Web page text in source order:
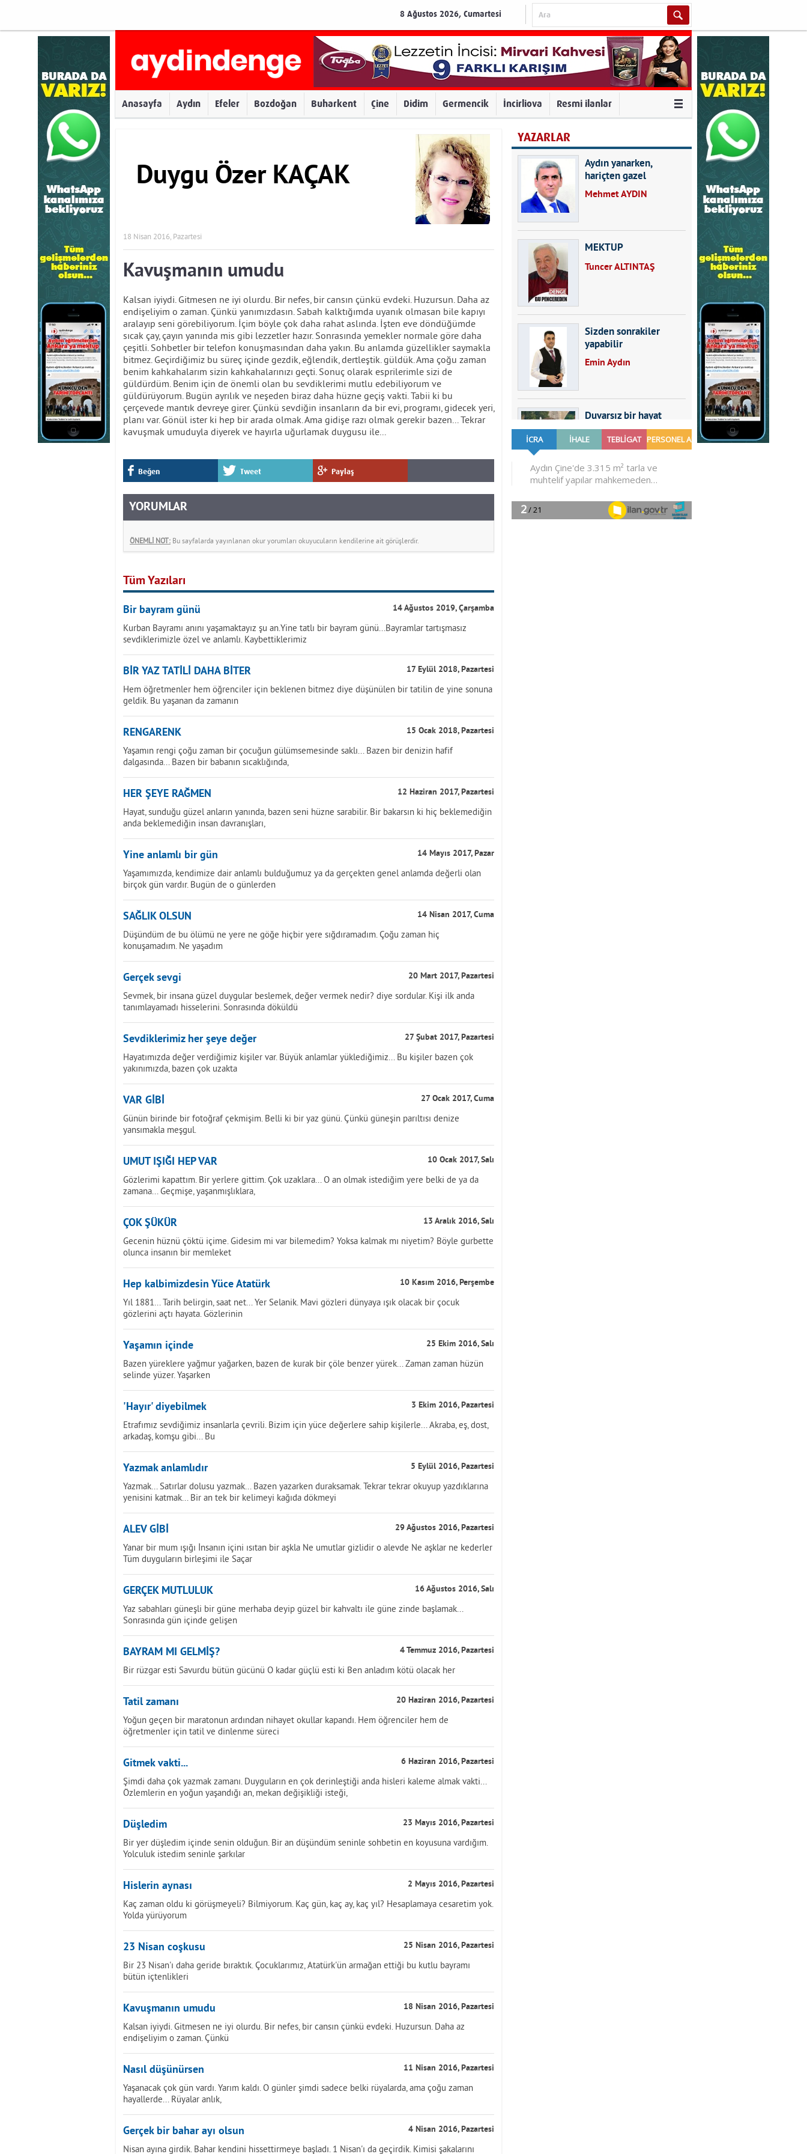
8 Ağustos 2026, Cumartesi
Anasayfa Aydın Efeler Bozdoğan Buharkent Çine Didim Germencik İncirliova Resmi ilanlar
Duygu Özer KAÇAK
18 Nisan 2016, Pazartesi
Kavuşmanın umudu
Kalsan iyiydi. Gitmesen ne iyi olurdu. Bir nefes, bir cansın çünkü evdeki. Huzursun. Daha az
endişeliyim o zaman. Çünkü yanımızdasın. Sabah kalktığımda uyanık olmasan bile kapıyı
aralayıp seni görebiliyorum. İçim böyle çok daha rahat aslında. İşten eve döndüğümde
sıcak çay, çayın yanında mis gibi lezzetler hazır. Sonrasında yemekler normale göre daha
çeşitli. Sohbetler bir telefon konuşmasından daha yakın. Bu anlamda güzellikler saymakla
bitmez. Geçirdiğimiz bu süreç içinde gezdik, eğlendik, dertleştik. güldük. Ama çoğu zaman
benim kahkahalarım sizin kahkahalarınızı geçti. Sonuç olarak esprilerimle sizi de
güldürdüm. Benim için de önemli olan bu sevdiklerimi mutlu edebiliyorum ve
güldürüyorum. Bugün ayrılık ve neşeden biraz daha hüzne geçiş vakti. Tabii ki bu
çerçevede mantık devreye girer. Çünkü sevdiğin insanların da bir evi, programı, gidecek yeri,
planı var. Gönül ister ki hep bir arada olmak. Ama gidişe razı olmak gerekir bazen... Tekrar
kavuşmak umuduyla diyerek ve hayırla uğurlamak duygusu ile...
Beğen Tweet Paylaş
YORUMLAR
ÖNEMLİ NOT: Bu sayfalarda yayınlanan okur yorumları okuyucuların kendilerine ait görüşlerdir.
Tüm Yazıları
Bir bayram günü 14 Ağustos 2019, Çarşamba
Kurban Bayramı anını yaşamaktayız şu an.Yine tatlı bir bayram günü...Bayramlar tartışmasız
sevdiklerimizle özel ve anlamlı. Kaybettiklerimiz
BİR YAZ TATİLİ DAHA BİTER 17 Eylül 2018, Pazartesi
Hem öğretmenler hem öğrenciler için beklenen bitmez diye düşünülen bir tatilin de yine sonuna
geldik. Bu yaşanan da zamanın
RENGARENK 15 Ocak 2018, Pazartesi
Yaşamın rengi çoğu zaman bir çocuğun gülümsemesinde saklı... Bazen bir denizin hafif
dalgasında... Bazen bir babanın sıcaklığında,
HER ŞEYE RAĞMEN 12 Haziran 2017, Pazartesi
Hayat, sunduğu güzel anların yanında, bazen seni hüzne sarabilir. Bir bakarsın ki hiç beklemediğin
anda beklemediğin insan davranışları,
Yine anlamlı bir gün 14 Mayıs 2017, Pazar
Yaşamımızda, kendimize dair anlamlı bulduğumuz ya da gerçekten genel anlamda değerli olan
birçok gün vardır. Bugün de o günlerden
SAĞLIK OLSUN 14 Nisan 2017, Cuma
Düşündüm de bu ölümü ne yere ne göğe hiçbir yere sığdıramadım. Çoğu zaman hiç
konuşamadım. Ne yaşadım
Gerçek sevgi 20 Mart 2017, Pazartesi
Sevmek, bir insana güzel duygular beslemek, değer vermek nedir? diye sordular. Kişi ilk anda
tanımlayamadı hisselerini. Sonrasında döküldü
Sevdiklerimiz her şeye değer 27 Şubat 2017, Pazartesi
Hayatımızda değer verdiğimiz kişiler var. Büyük anlamlar yüklediğimiz... Bu kişiler bazen çok
yakınımızda, bazen çok uzakta
VAR GİBİ 27 Ocak 2017, Cuma
Günün birinde bir fotoğraf çekmişim. Belli ki bir yaz günü. Çünkü güneşin parıltısı denize
yansımakla meşgul.
UMUT IŞIĞI HEP VAR 10 Ocak 2017, Salı
Gözlerimi kapattım. Bir yerlere gittim. Çok uzaklara... O an olmak istediğim yere belki de ya da
zamana... Geçmişe, yaşanmışlıklara,
ÇOK ŞÜKÜR 13 Aralık 2016, Salı
Gecenin hüznü çöktü içime. Gidesim mi var bilemedim? Yoksa kalmak mı niyetim? Böyle gurbette
olunca insanın bir memleket
Hep kalbimizdesin Yüce Atatürk 10 Kasım 2016, Perşembe
Yıl 1881... Tarih belirgin, saat net... Yer Selanik. Mavi gözleri dünyaya ışık olacak bir çocuk
gözlerini açtı hayata. Gözlerinin
Yaşamın içinde 25 Ekim 2016, Salı
Bazen yüreklere yağmur yağarken, bazen de kurak bir çöle benzer yürek... Zaman zaman hüzün
selinde yüzer. Yaşarken
'Hayır' diyebilmek 3 Ekim 2016, Pazartesi
Etrafımız sevdiğimiz insanlarla çevrili. Bizim için yüce değerlere sahip kişilerle... Akraba, eş, dost,
arkadaş, komşu gibi... Bu
Yazmak anlamlıdır 5 Eylül 2016, Pazartesi
Yazmak... Satırlar dolusu yazmak... Bazen yazarken duraksamak. Tekrar tekrar okuyup yazdıklarına
yenisini katmak... Bir an tek bir kelimeyi kağıda dökmeyi
ALEV GİBİ 29 Ağustos 2016, Pazartesi
Yanar bir mum ışığı İnsanın içini ısıtan bir aşkla Ne umutlar gizlidir o alevde Ne aşklar ne kederler
Tüm duyguların birleşimi ile Saçar
GERÇEK MUTLULUK 16 Ağustos 2016, Salı
Yaz sabahları güneşli bir güne merhaba deyip güzel bir kahvaltı ile güne zinde başlamak...
Sonrasında gün içinde gelişen
BAYRAM MI GELMİŞ? 4 Temmuz 2016, Pazartesi
Bir rüzgar esti Savurdu bütün gücünü O kadar güçlü esti ki Ben anladım kötü olacak her
Tatil zamanı 20 Haziran 2016, Pazartesi
Yoğun geçen bir maratonun ardından nihayet okullar kapandı. Hem öğrenciler hem de
öğretmenler için tatil ve dinlenme süreci
Gitmek vakti... 6 Haziran 2016, Pazartesi
Şimdi daha çok yazmak zamanı. Duyguların en çok derinleştiği anda hisleri kaleme almak vakti...
Özlemlerin en yoğun yaşandığı an, mekan değişikliği isteği,
Düşledim 23 Mayıs 2016, Pazartesi
Bir yer düşledim içinde senin olduğun. Bir an düşündüm seninle sohbetin en koyusuna vardığım.
Yolculuk istedim seninle şarkılar
Hislerin aynası 2 Mayıs 2016, Pazartesi
Kaç zaman oldu ki görüşmeyeli? Bilmiyorum. Kaç gün, kaç ay, kaç yıl? Hesaplamaya cesaretim yok.
Yolda yürüyorum
23 Nisan coşkusu 25 Nisan 2016, Pazartesi
Bir 23 Nisan'ı daha geride bıraktık. Çocuklarımız, Atatürk'ün armağan ettiği bu kutlu bayramı
bütün içtenlikleri
Kavuşmanın umudu 18 Nisan 2016, Pazartesi
Kalsan iyiydi. Gitmesen ne iyi olurdu. Bir nefes, bir cansın çünkü evdeki. Huzursun. Daha az
endişeliyim o zaman. Çünkü
Nasıl düşünürsen 11 Nisan 2016, Pazartesi
Yaşanacak çok gün vardı. Yarım kaldı. O günler şimdi sadece belki rüyalarda, ama çoğu zaman
hayallerde... Rüyalar anlık,
Gerçek bir bahar ayı olsun 4 Nisan 2016, Pazartesi
Nisan ayına girdik. Bahar kendini hissettirmeye başladı. 1 Nisan'ı da geçirdik. Kimisi şakalarını
YAZARLAR
Aydın yanarken,
hariçten gazel
okuyarak kalpleri de
Mehmet AYDIN
MEKTUP
Tuncer ALTINTAŞ
Sizden sonrakiler
yapabilir
Emin Aydın
Duvarsız bir hayat
Furkan SARICA
GÜNDEMDE NELER
OLMALI?